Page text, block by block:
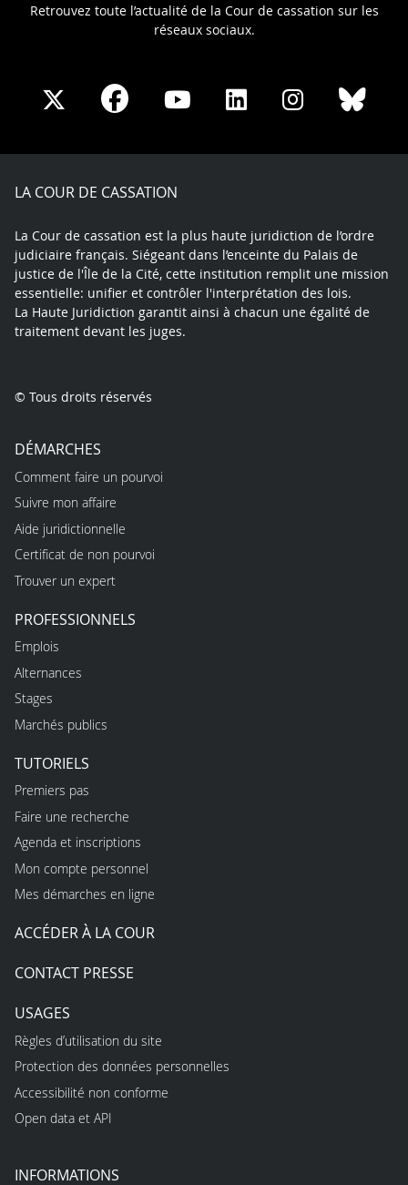
Retrouvez toute l’actualité de la Cour de cassation sur les
réseaux sociaux.
Share
X
Share
Facebook
Share
Youtube
Share
LinkedIn
Share
Instagram
LA COUR DE CASSATION
La Cour de cassation est la plus haute juridiction de l’ordre
judiciaire français. Siégeant dans l’enceinte du Palais de
justice de l'Île de la Cité, cette institution remplit une mission
essentielle: unifier et contrôler l'interprétation des lois.
La Haute Juridiction garantit ainsi à chacun une égalité de
traitement devant les juges.
© Tous droits réservés
DÉMARCHES
Comment faire un pourvoi
Suivre mon affaire
Aide juridictionnelle
Certificat de non pourvoi
Trouver un expert
PROFESSIONNELS
Emplois
Alternances
Stages
Marchés publics
TUTORIELS
Premiers pas
Faire une recherche
Agenda et inscriptions
Mon compte personnel
Mes démarches en ligne
ACCÉDER À LA COUR
CONTACT PRESSE
USAGES
Règles d’utilisation du site
Protection des données personnelles
Accessibilité non conforme
Open data et API
INFORMATIONS